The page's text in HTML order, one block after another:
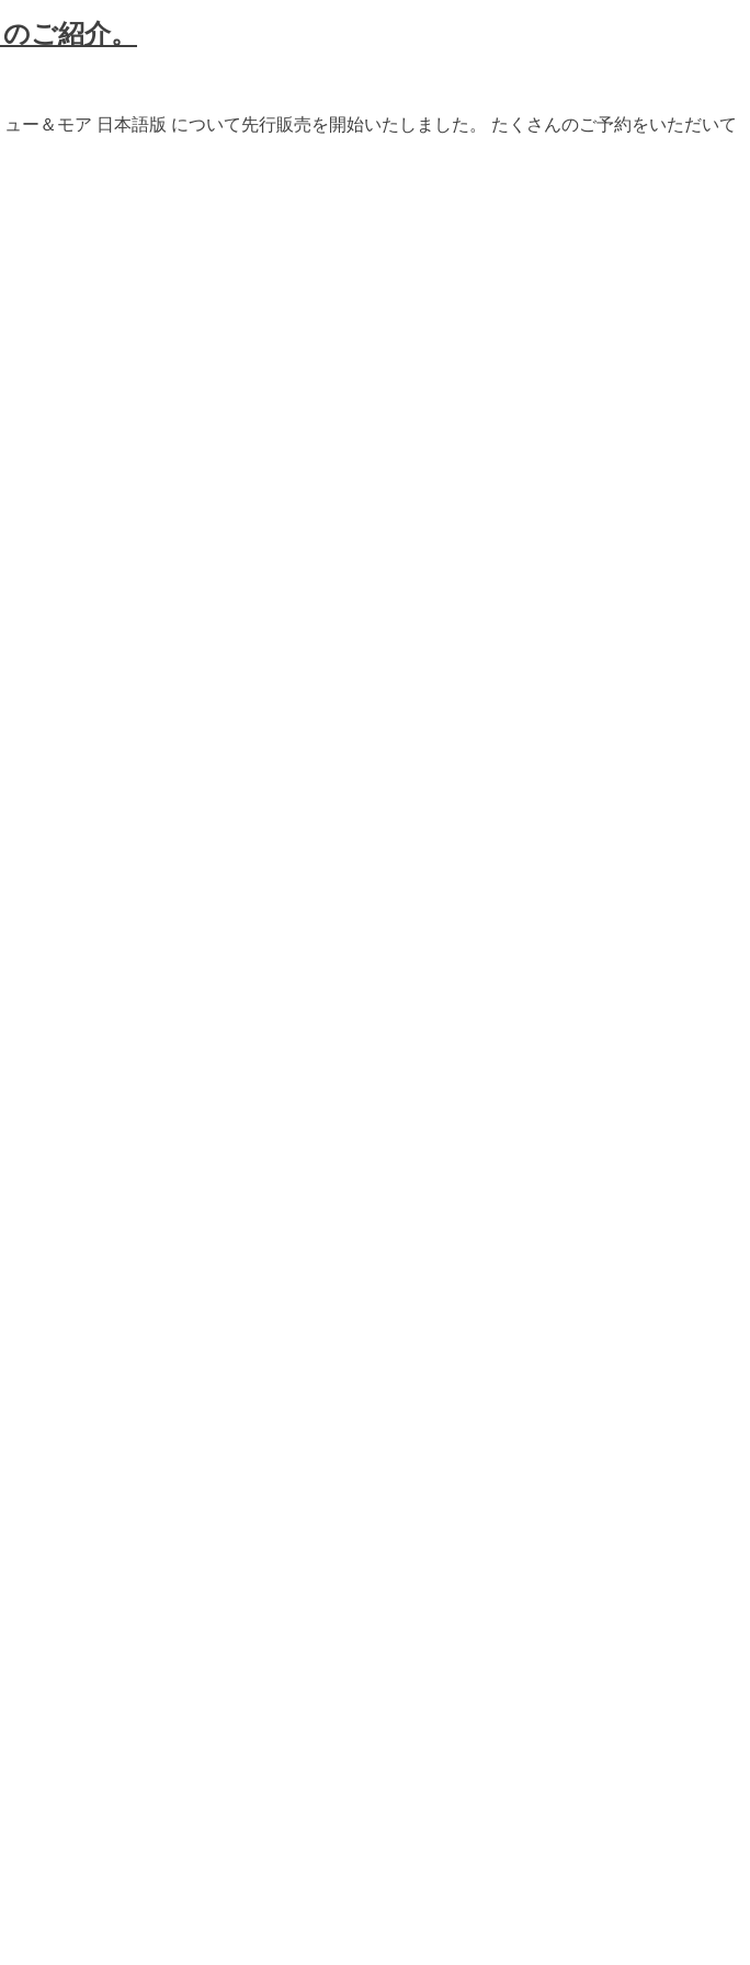
ご紹介。
＆モア 日本語版 について先行販売を開始いたしました。 たくさんのご予約をいただいて